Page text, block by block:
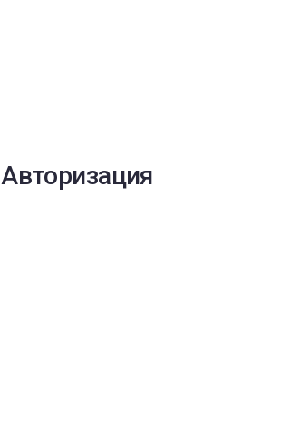
Авторизация